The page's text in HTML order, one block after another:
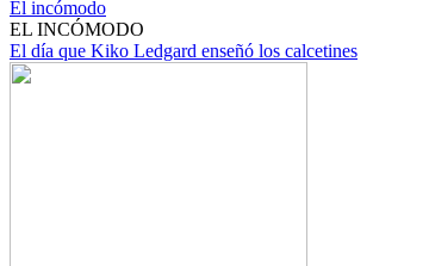
El incómodo
EL INCÓMODO
El día que Kiko Ledgard enseñó los calcetines